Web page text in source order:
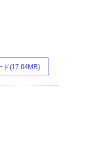
ド(17.04MB)